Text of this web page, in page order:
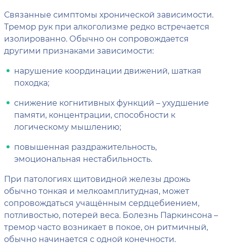
Связанные симптомы хронической зависимости.
Тремор рук при алкоголизме редко встречается
изолированно. Обычно он сопровождается
другими признаками зависимости:
нарушение координации движений, шаткая
походка;
снижение когнитивных функций – ухудшение
памяти, концентрации, способности к
логическому мышлению;
повышенная раздражительность,
эмоциональная нестабильность.
При патологиях щитовидной железы дрожь
обычно тонкая и мелкоамплитудная, может
сопровождаться учащённым сердцебиением,
потливостью, потерей веса. Болезнь Паркинсона –
тремор часто возникает в покое, он ритмичный,
обычно начинается с одной конечности.